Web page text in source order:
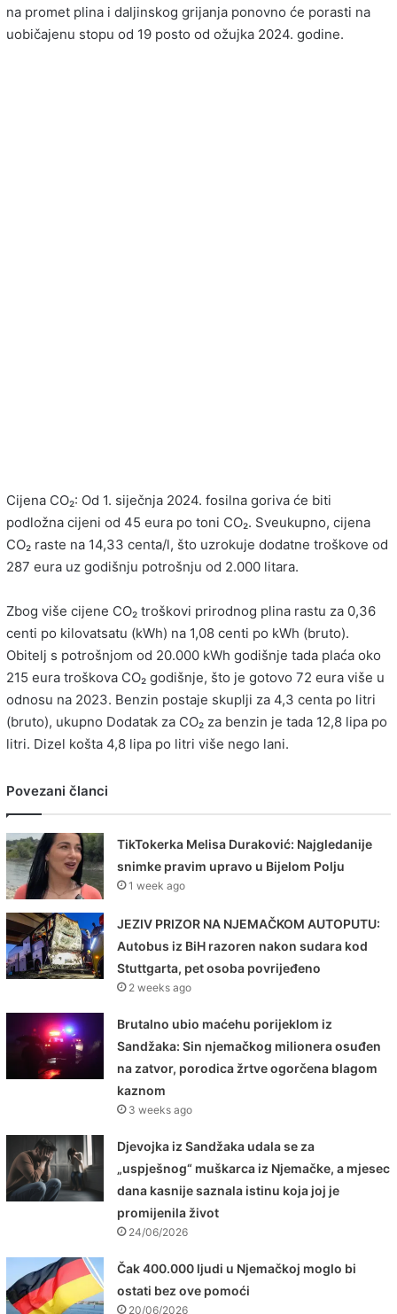
na promet plina i daljinskog grijanja ponovno će porasti na
uobičajenu stopu od 19 posto od ožujka 2024. godine.
Cijena CO₂: Od 1. siječnja 2024. fosilna goriva će biti
podložna cijeni od 45 eura po toni CO₂. Sveukupno, cijena
CO₂ raste na 14,33 centa/l, što uzrokuje dodatne troškove od
287 eura uz godišnju potrošnju od 2.000 litara.
Zbog više cijene CO₂ troškovi prirodnog plina rastu za 0,36
centi po kilovatsatu (kWh) na 1,08 centi po kWh (bruto).
Obitelj s potrošnjom od 20.000 kWh godišnje tada plaća oko
215 eura troškova CO₂ godišnje, što je gotovo 72 eura više u
odnosu na 2023. Benzin postaje skuplji za 4,3 centa po litri
(bruto), ukupno Dodatak za CO₂ za benzin je tada 12,8 lipa po
litri. Dizel košta 4,8 lipa po litri više nego lani.
Povezani članci
TikTokerka Melisa Duraković: Najgledanije
snimke pravim upravo u Bijelom Polju
1 week ago
JEZIV PRIZOR NA NJEMAČKOM AUTOPUTU:
Autobus iz BiH razoren nakon sudara kod
Stuttgarta, pet osoba povrijeđeno
2 weeks ago
Brutalno ubio maćehu porijeklom iz
Sandžaka: Sin njemačkog milionera osuđen
na zatvor, porodica žrtve ogorčena blagom
kaznom
3 weeks ago
Djevojka iz Sandžaka udala se za
„uspješnog“ muškarca iz Njemačke, a mjesec
dana kasnije saznala istinu koja joj je
promijenila život
24/06/2026
Čak 400.000 ljudi u Njemačkoj moglo bi
ostati bez ove pomoći
20/06/2026